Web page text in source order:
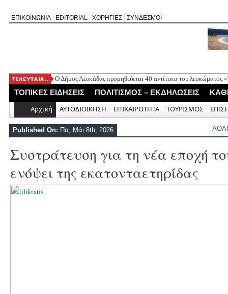
ΕΠΙΚΟΙΝΩΝΙΑ EDITORIAL ΧΟΡΗΓΙΕΣ ΣΥΝΔΕΣΜΟΙ
Ο Δήμος Λευκάδας προμηθεύεται 40 αντίτυπα του
Τρεις θεματικές ομιλίες στον Ιερό Ναό Μεταμορφώσεως του
Οι μέρες και ώρες λειτουργίας του Περιφερειακού Ιατρείου
Έφυγε από τη ζωή ο συνταξιούχος δημοσιογράφος
Ελλομένου
ΤΟΠΙΚΕΣ ΕΙΔΗΣΕΙΣ ΠΟΛΙΤΙΣΜΟΣ – ΕΚΔΗΛΩΣΕΙΣ
Αρχική ΑΥΤΟΔΙΟΙΚΗΣΗ ΕΠΙΚΑΙΡΟΤΗΤΑ ΤΟΥΡΙΣΜΟΣ
Published On: Πα, Μάι 8th, 2026
Συστράτευση για τη νέα εποχή
ενόψει της εκατονταετηρίδας